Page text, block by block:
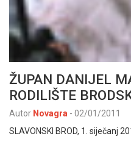
ŽUPAN DANIJEL
RODILIŠTE
Autor Novagra - 02/01/2011
SLAVONSKI BROD, 1. siječanj